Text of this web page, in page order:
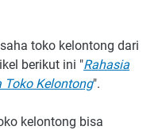
toko kelontong dari
berikut ini "Rahasia
Toko Kelontong".
kelontong bisa